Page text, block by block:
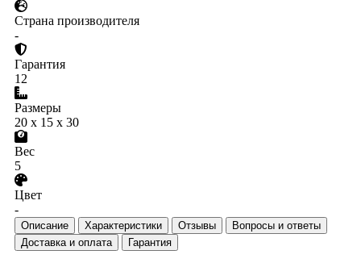
Страна производителя
-
Гарантия
12
Размеры
20 x 15 x 30
Вес
5
Цвет
-
Описание Характеристики Отзывы
Вопросы и ответы
Доставка и оплата
Гарантия